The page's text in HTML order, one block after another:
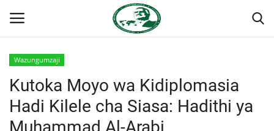
Nyumba
Wazungumzaji
Kutoka Moyo wa Kidiplomasia
Hadi Kilele cha Siasa: Hadithi ya
Muhammad Al-Arabi